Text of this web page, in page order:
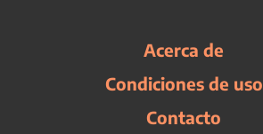
Acerca de
Condiciones de uso
Contacto